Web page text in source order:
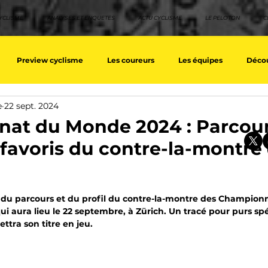
ANALYSES ET ENQUETES ACTU CYCLISME LE PELOTON
Preview cyclisme Les coureurs Les équipes
Les Tuto cyclisme
équipes Top 10 grimpeurs Top 10 pavé Top 10
/ Tour d'Espagne Rétro Quizz EpopeeVF Actu
du Monde 2024 :
du contre-la-montre
22 sept. 2024
5.
parcours et du profil du contre-la-montre des
aura lieu le 22 septembre, à Zürich. Un tracé pour purs
son titre en jeu.